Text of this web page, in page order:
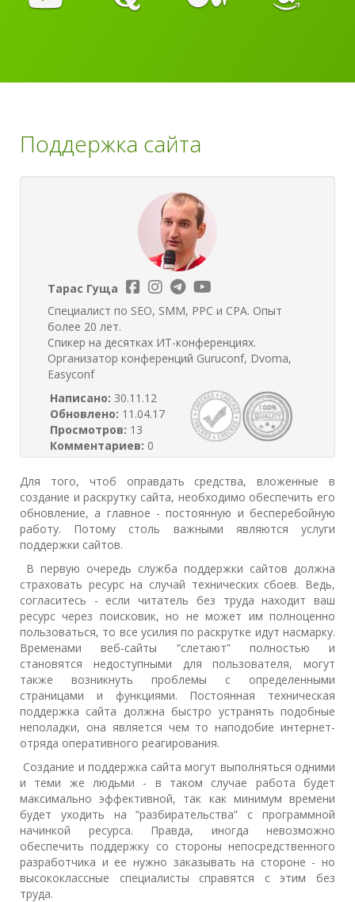
Поддержка сайта
Тарас Гуща
Специалист по SEO, SMM, PPC и CPA. Опыт
более 20 лет.
Спикер на десятках ИТ-конференциях.
Организатор конференций Guruconf, Dvoma,
Easyconf
Написано: 30.11.12
Обновлено: 11.04.17
Просмотров: 13
Комментариев: 0
Для того, чтоб оправдать средства, вложенные в
создание и раскрутку сайта, необходимо обеспечить его
обновление, а главное - постоянную и бесперебойную
работу. Потому столь важными являются услуги
поддержки сайтов.
В первую очередь служба поддержки сайтов должна
страховать ресурс на случай технических сбоев. Ведь,
согласитесь - если читатель без труда находит ваш
ресурс через поисковик, но не может им полноценно
пользоваться, то все усилия по раскрутке идут насмарку.
Временами веб-сайты “слетают” полностью и
становятся недоступными для пользователя, могут
также возникнуть проблемы с определенными
страницами и функциями. Постоянная техническая
поддержка сайта должна быстро устранять подобные
неполадки, она является чем то наподобие интернет-
отряда оперативного реагирования.
Создание и поддержка сайта могут выполняться одними
и теми же людьми - в таком случае работа будет
максимально эффективной, так как минимум времени
будет уходить на “разбирательства” с программной
начинкой ресурса. Правда, иногда невозможно
обеспечить поддержку со стороны непосредственного
разработчика и ее нужно заказывать на стороне - но
высококлассные специалисты справятся с этим без
труда.